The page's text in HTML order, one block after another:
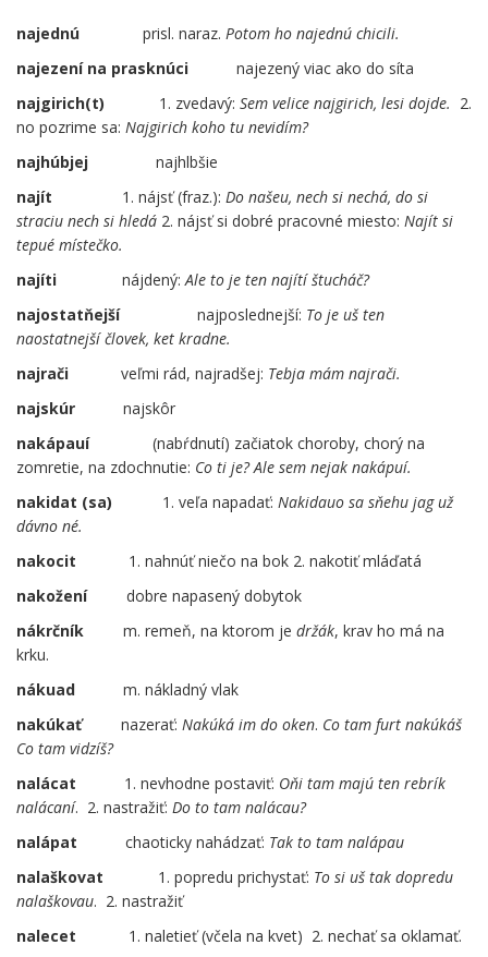
najednú prisl. naraz. Potom ho najednú chicili.
najezení na prasknúci najezený viac ako do síta
najgirich(t)
1. zvedavý: Sem velice najgirich, lesi dojde. 2.
no pozrime sa: Najgirich koho tu nevidím?
najhúbjej
najhlbšie
najít 1. nájsť (fraz.): Do našeu, nech si nechá, do si
straciu nech si hledá 2. nájsť si dobré pracovné miesto: Najít si
tepué místečko.
najíti nájdený: Ale to je ten najítí štucháč?
najostatňejší
najposlednejší: To je uš ten
naostatnejší človek, ket kradne.
najrači
veľmi rád, najradšej: Tebja mám najrači.
najskúr najskôr
nakápauí
(nabŕdnutí) začiatok choroby, chorý na
zomretie, na zdochnutie: Co ti je? Ale sem nejak nakápuí.
nakidat (sa)
1. veľa napadať: Nakidauo sa sňehu jag už
dávno né.
nakocit 1. nahnúť niečo na bok 2. nakotiť mláďatá
nakožení dobre napasený dobytok
nákrčník m. remeň, na ktorom je držák, krav ho má na
krku.
nákuad m. nákladný vlak
nakúkaťnazerať: Nakúká im do oken. Co tam furt nakúkáš
Co tam vidzíš?
nalácat 1. nevhodne postaviť: Oňi tam majú ten rebrík
nalácaní. 2. nastražiť: Do to tam nalácau?
nalápat chaoticky nahádzať: Tak to tam nalápau
nalaškovat
1. popredu prichystať: To si uš tak dopredu
nalaškovau. 2. nastražiť
nalecet 1. naletieť (včela na kvet) 2. nechať sa oklamať.